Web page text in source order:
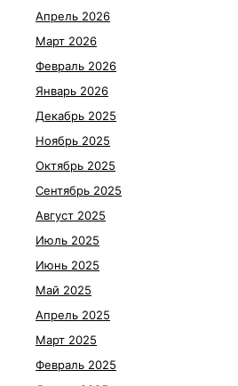
Апрель 2026
Март 2026
Февраль 2026
Январь 2026
Декабрь 2025
Ноябрь 2025
Октябрь 2025
Сентябрь 2025
Август 2025
Июль 2025
Июнь 2025
Май 2025
Апрель 2025
Март 2025
Февраль 2025